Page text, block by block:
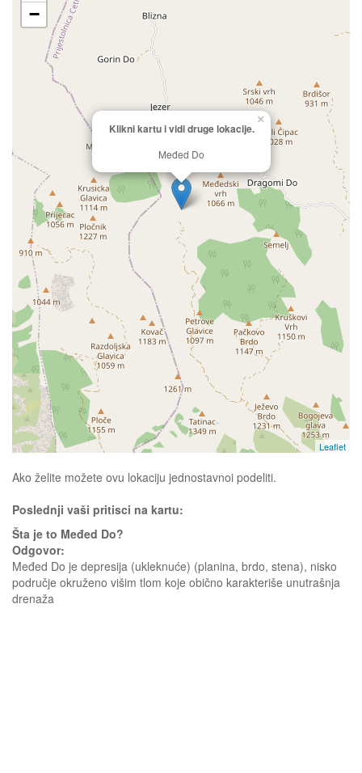
Klikni kartu i vidi druge lokacije.
Međed Do
×
−
Leaflet
Ako želite možete ovu lokaciju jednostavnoi podeliti.
Poslednji vaši pritisci na kartu:
Šta je to Međed Do?
Odgovor:
Međed Do je depresija (ukleknuće) (planina, brdo, stena), nisko
područje okruženo višim tlom koje obično karakteriše unutrašnja
drenaža